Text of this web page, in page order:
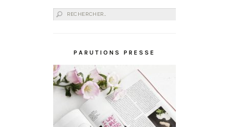
Rechercher :
PARUTIONS PRESSE